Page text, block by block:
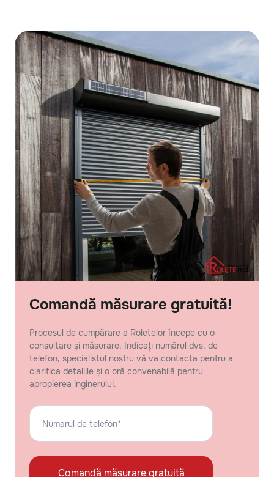
Comandă măsurare gratuită!
Procesul de cumpărare a Roletelor începe cu o
consultare și măsurare. Indicați numărul dvs. de
telefon, specialistul nostru vă va contacta pentru a
clarifica detaliile și o oră convenabilă pentru
apropierea inginerului.
Numarul de telefon*
Comandă măsurare gratuită